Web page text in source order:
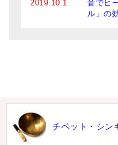
2019.10.1
音でヒ
ル」の
チベット・シン